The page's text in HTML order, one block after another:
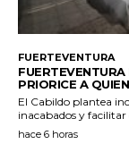
FUERTEVENTURA
PRIORICE A
El Cabildo plantea
inacabados y facilitar
hace 6 horas